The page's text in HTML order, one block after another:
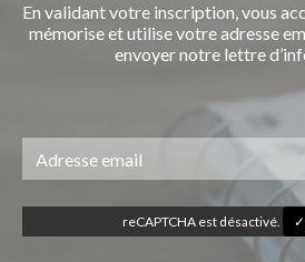
En validant votre inscription, vous
mémorise et utilise votre adresse
envoyer notre lettre
reCAPTCHA est désactivé.